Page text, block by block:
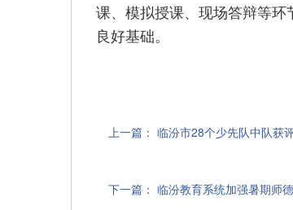
课、模拟授课、现场答辩等
良好基础。
上一篇： 临汾市28个少先队中队获
下一篇： 临汾教育系统加强暑期师